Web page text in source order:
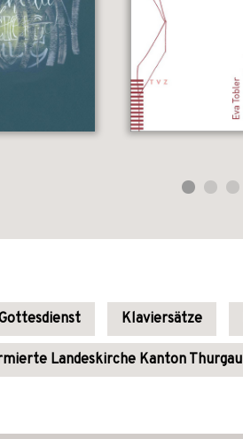
Klaviersätze
Landeskirche Kanton Thurgau